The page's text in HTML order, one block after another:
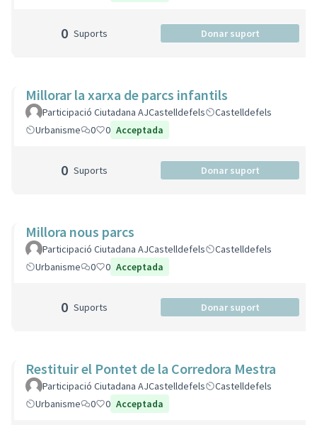
0 Suports Donar suport
Millorar la xarxa de parcs infantils
Participació Ciutadana AJCastelldefels
Castelldefels
Urbanisme
0 0 Acceptada
0 Suports Donar suport
Millora nous parcs
Participació Ciutadana AJCastelldefels
Castelldefels
Urbanisme
0 0 Acceptada
0 Suports Donar suport
Restituir el Pontet de la Corredora Mestra
Participació Ciutadana AJCastelldefels
Castelldefels
Urbanisme
0 0 Acceptada